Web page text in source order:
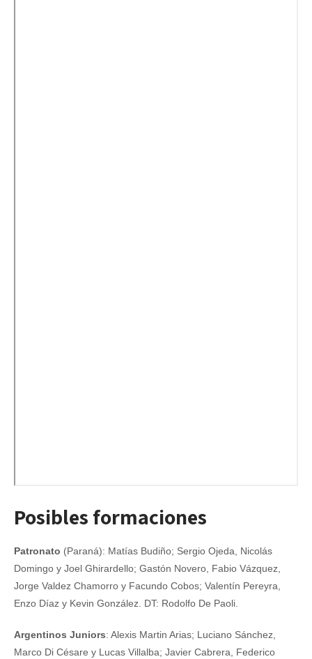
Posibles formaciones
Patronato (Paraná): Matías Budiño; Sergio Ojeda, Nicolás
Domingo y Joel Ghirardello; Gastón Novero, Fabio Vázquez,
Jorge Valdez Chamorro y Facundo Cobos; Valentín Pereyra,
Enzo Díaz y Kevin González. DT: Rodolfo De Paoli.
Argentinos Juniors: Alexis Martin Arias; Luciano Sánchez,
Marco Di Césare y Lucas Villalba; Javier Cabrera, Federico